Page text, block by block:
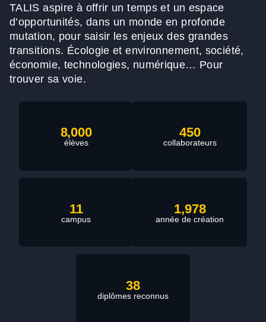
campus de Bordeaux, Bayonne
et Poitiers, vous offrent une
opportunité unique de vous
présenter directement aux
entreprises partenaires.
collaborateur
bénéficiant
l'embauche.
TALIS aspire à offrir un temps et un espace
d’opportunités, dans un monde en profonde
mutation, pour saisir les enjeux des grandes
transitions. Écologie et environnement, société,
économie, technologies, numérique… Pour
trouver sa voie.
8,000
élèves
450
collaborateurs
11
campus
1,978
année de création
38
diplômes reconnus